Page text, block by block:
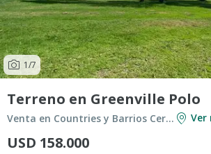
1/7
Terreno en Greenville Polo
Venta en Countries y Barrios Cerrados en Berazategui Ver
USD 158.000